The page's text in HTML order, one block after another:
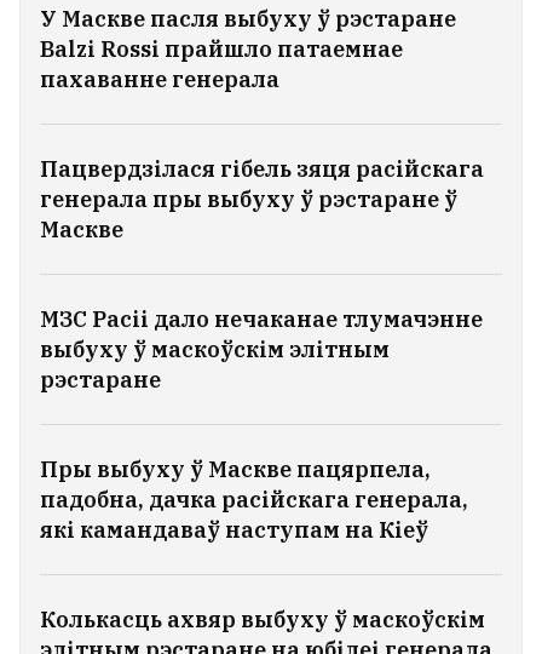
У Маскве пасля выбуху ў рэстаране
Balzi Rossi прайшло патаемнае
пахаванне генерала
Пацвердзілася гібель зяця расійскага
генерала пры выбуху ў рэстаране ў
Маскве
МЗС Расіі дало нечаканае тлумачэнне
выбуху ў маскоўскім элітным
рэстаране
Пры выбуху ў Маскве пацярпела,
падобна, дачка расійскага генерала,
які камандаваў наступам на Кіеў
Колькасць ахвяр выбуху ў маскоўскім